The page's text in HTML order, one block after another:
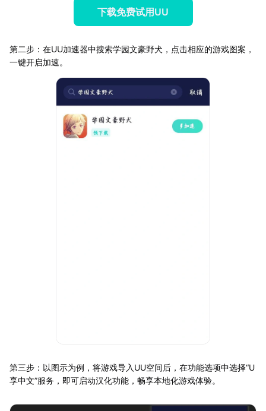
下载免费试用UU
第二步：在UU加速器中搜索学园文豪野犬，点击相应的游戏图案，
一键开启加速。
第三步：以图示为例，将游戏导入UU空间后，在功能选项中选择“U
享中文”服务，即可启动汉化功能，畅享本地化游戏体验。